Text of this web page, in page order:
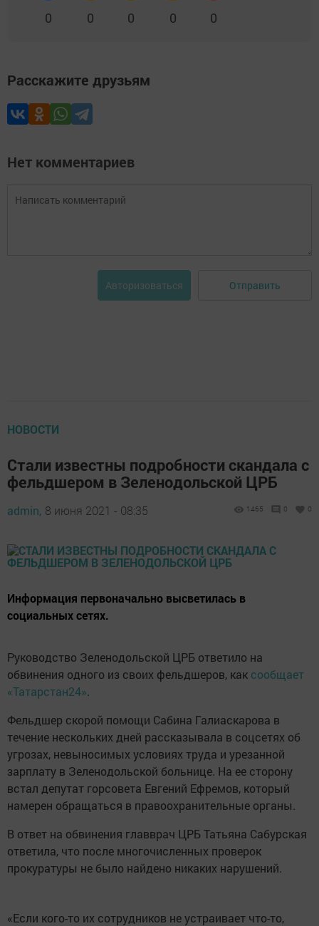
0 0 0 0 0
Расскажите друзьям
Нет комментариев
Авторизоваться Отправить
НОВОСТИ
Стали известны подробности скандала с
фельдшером в Зеленодольской ЦРБ
admin, 8 июня 2021 - 08:35 1465 0 0
Информация первоначально высветилась в
социальных сетях.
Руководство Зеленодольской ЦРБ ответило на
обвинения одного из своих фельдшеров, как сообщает
«Татарстан24».
Фельдшер скорой помощи Сабина Галиаскарова в
течение нескольких дней рассказывала в соцсетях об
угрозах, невыносимых условиях труда и урезанной
зарплату в Зеленодольской больнице. На ее сторону
встал депутат горсовета Евгений Ефремов, который
намерен обращаться в правоохранительные органы.
В ответ на обвинения главврач ЦРБ Татьяна Сабурская
ответила, что после многочисленных проверок
прокуратуры не было найдено никаких нарушений.
«Если кого-то их сотрудников не устраивает что-то,